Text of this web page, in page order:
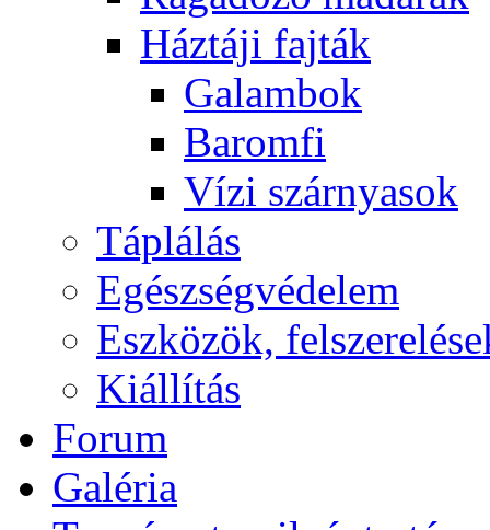
Háztáji fajták
Galambok
Baromfi
Vízi szárnyasok
Táplálás
Egészségvédelem
Eszközök,
Kiállítás
Forum
Galéria